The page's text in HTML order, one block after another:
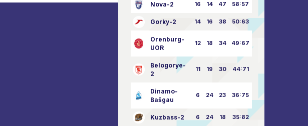
Nova-2 16 14 47 58:57
Gorky-2 14 16 38 50:63
Orenburg-
UOR
12 18 34 49:67
Belogorye-
2
11 19 30 44:71
Dinamo-
Bašgau
6 24 23 36:75
Kuzbass-2 6 24 18 35:82